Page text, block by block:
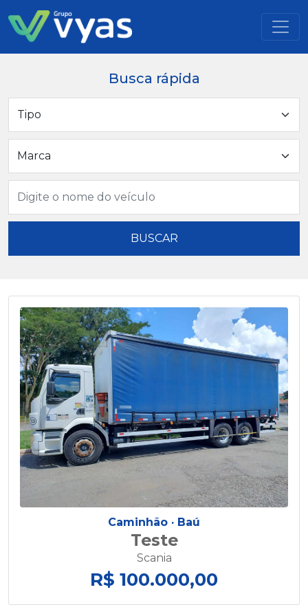
Busca rápida
Caminhão · Baú
Teste
Scania
R$ 100.000,00